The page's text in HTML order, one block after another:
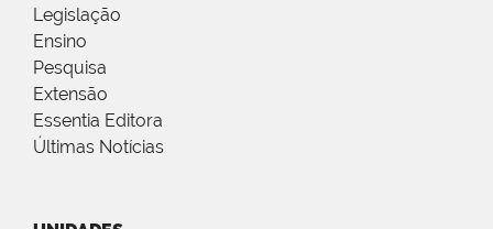
Legislação
Ensino
Pesquisa
Extensão
Essentia Editora
Últimas Notícias